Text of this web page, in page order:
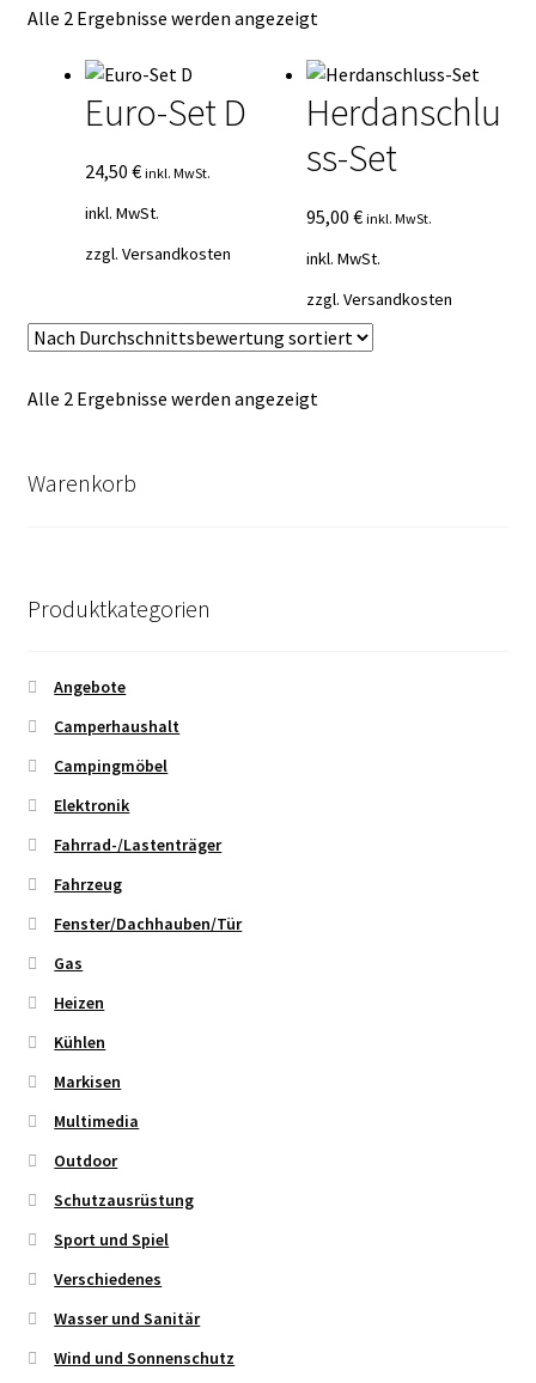
Kasse
Mein Konto
Vertrag widerrufen
Alle 2 Ergebnisse werden angezeigtNach
sortiert
Euro-Set D
24,50 € inkl. MwSt.
inkl. MwSt.
zzgl. Versandkosten
Herdanschlu
ss-Set
95,00€ inkl. MwSt.
inkl. MwSt.
zzgl.Versandkosten
Alle 2 Ergebnisse werden angezeigtNach
Warenkorb
Produktkategorien
Angebote
Camperhaushalt
Campingmöbel
Elektronik
Fahrrad-/Lastenträger
Fahrzeug
Fenster/Dachhauben/Tür
Gas
Heizen
Kühlen
Markisen
Multimedia
Outdoor
Schutzausrüstung
Sport und Spiel
Verschiedenes
Wasser und Sanitär
Wind und Sonnenschutz